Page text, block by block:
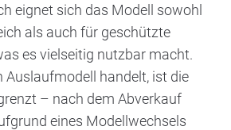
eignet sich das Modell sowohl
als auch für geschützte
es vielseitig nutzbar macht.
Auslaufmodell handelt, ist die
– nach dem Abverkauf
eines Modellwechsels